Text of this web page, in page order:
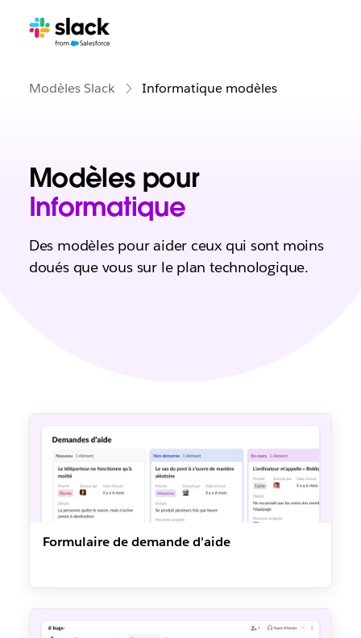
Modèles Slack Informatique modèles
Modèles pour
Informatique
Des modèles pour aider ceux qui sont moins
doués que vous sur le plan technologique.
Formulaire de demande d'aide